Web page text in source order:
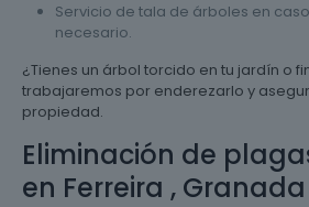
Servicio de tala de árboles en
necesario.
¿Tienes un árbol torcido en tu jardín o
trabajaremos por enderezarlo y
propiedad.
Eliminación de
en Ferreira , Granada